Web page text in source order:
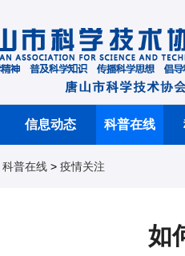
信息动态 科普在线
科普在线 > 疫情关注
如